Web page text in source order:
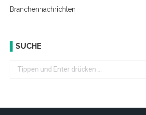
Branchennachrichten
SUCHE
Search: